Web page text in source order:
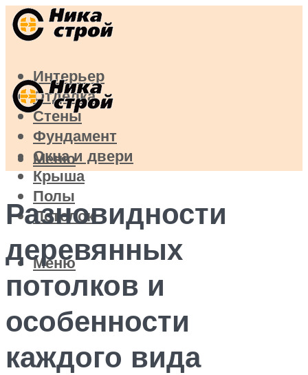
Интерьер
Отделка
Стены
Фундамент
Окна и двери
Крыша
Полы
Потолок
Меню
Меню
Разновидности
деревянных
потолков и
особенности
каждого вида